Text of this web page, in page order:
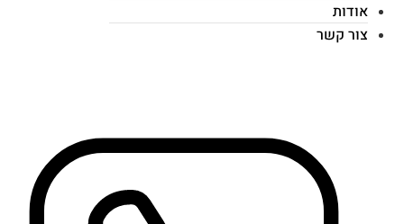
אודות
צור קשר